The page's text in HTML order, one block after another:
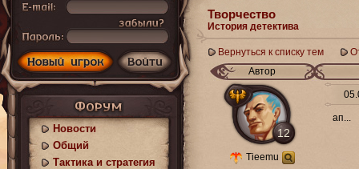
Творчество
История детектива
Вернуться к списку тем
Автор
12
Tieemu
ап...
Новости
Общий
Тактика и стратегия